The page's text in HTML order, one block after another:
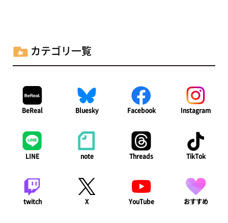
カテゴリ一覧
BeReal Bluesky Facebook Instagram
LINE note Threads TikTok
twitch X YouTube おすすめ